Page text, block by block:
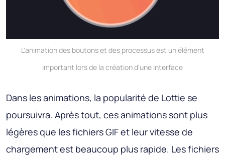
L'animation des boutons et des processus est un élément
important lors de la création d'une interface
Dans les animations, la popularité de Lottie se
poursuivra. Après tout, ces animations sont plus
légères que les fichiers GIF et leur vitesse de
chargement est beaucoup plus rapide. Les fichiers